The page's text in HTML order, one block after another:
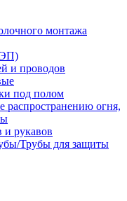
монтажа
и проводов
под полом
огня,
и рукавов
Трубы для защиты